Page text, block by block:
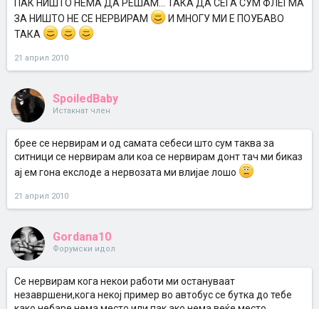
ПАК НИШТО НЕМА ДА РЕШАМ... ТАКА ДА СЕГА СУМ ФЛЕГМА
ЗА НИШТО НЕ СЕ НЕРВИРАМ
И МНОГУ МИ Е ПОУБАВО
ТАКА
21 април 2010
SpoiledBaby
Истакнат член
брее се нервирам и од самата себеси што сум таква за
ситници се нервирам али коа се нервирам донт тач ми биказ
ај ем гона екслоде а нервозата ми влијае лошо
21 април 2010
Gordana10
Форумски идол
Се нервирам кога некои работи ми остануваат
незавршени,кога некој пример во автобус се бутка до тебе